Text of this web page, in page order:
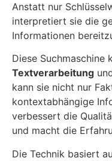
Anstatt nur
interpretiert sie die
Informationen
Diese
Textverarbeitung
kann sie nicht nur
kontextabhängige
verbessert die
und macht die
Die Technik basiert